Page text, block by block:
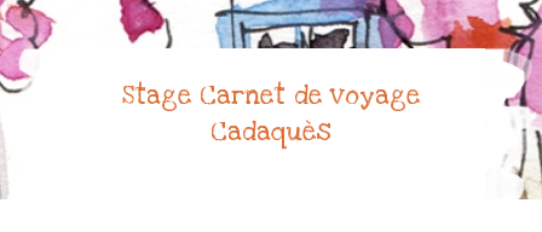
Stage Carnet de voyage
Cadaquès